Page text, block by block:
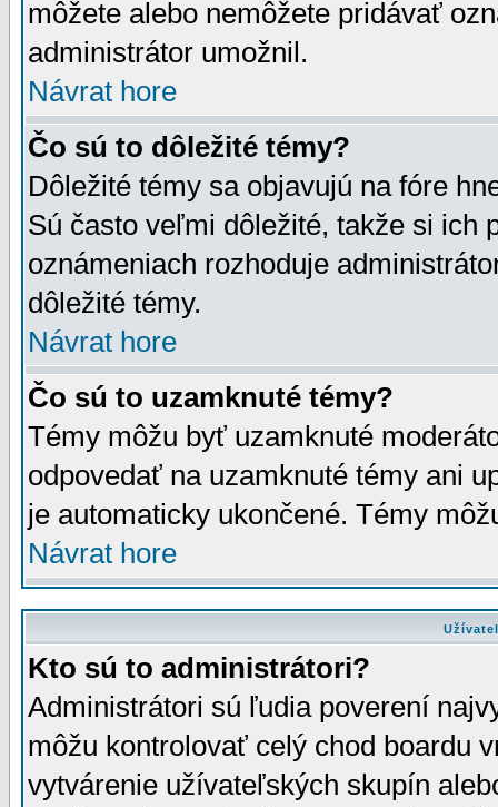
môžete alebo nemôžete pridávať
administrátor umožnil.
Návrat hore
Čo sú to dôležité témy?
Dôležité témy sa objavujú na fóre
Sú často veľmi dôležité, takže si ich
oznámeniach rozhoduje
dôležité témy.
Návrat hore
Čo sú to uzamknuté témy?
Témy môžu byť uzamknuté
odpovedať na uzamknuté témy ani
je automaticky ukončené. Témy
Návrat hore
Kto sú to administrátori?
Administrátori sú ľudia poverení
môžu kontrolovať celý chod boardu
vytvárenie užívateľských skupín